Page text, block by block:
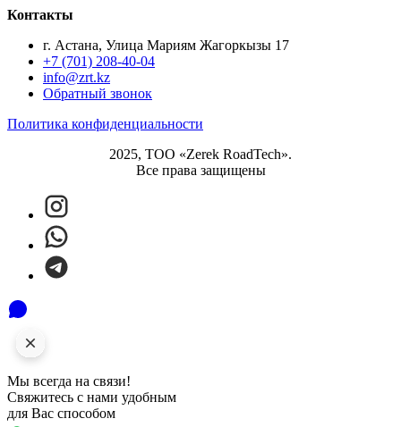
Контакты
г. Астана, Улица Мариям Жагоркызы 17
+7 (701) 208-40-04
info@zrt.kz
Обратный звонок
Политика конфиденциальности
2025, ТОО «Zerek RoadTech».
Все права защищены
Мы всегда на связи!
Свяжитесь с нами удобным
для Вас способом